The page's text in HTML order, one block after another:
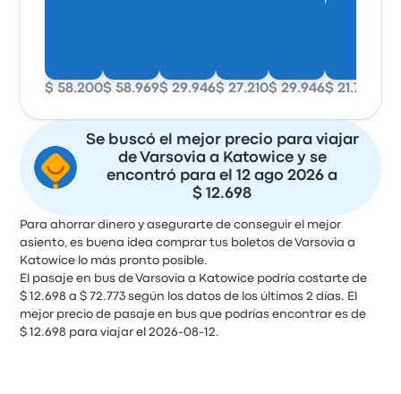
$ 58.200$ 58.969$ 29.946$ 27.210$ 29.946$ 21.768
Se buscó el mejor precio para viajar
de Varsovia a Katowice y se
encontró para el 12 ago 2026 a
$ 12.698
Para ahorrar dinero y asegurarte de conseguir el mejor
asiento, es buena idea comprar tus boletos de Varsovia a
Katowice lo más pronto posible.
El pasaje en bus de Varsovia a Katowice podría costarte de
$ 12.698 a $ 72.773 según los datos de los últimos 2 días. El
mejor precio de pasaje en bus que podrías encontrar es de
$ 12.698 para viajar el 2026-08-12.